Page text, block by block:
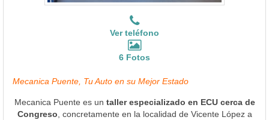
Ver teléfono
6 Fotos
Mecanica Puente, Tu Auto en su Mejor Estado
Mecanica Puente es un taller especializado en ECU cerca de
Congreso , concretamente en la localidad de Vicente López a